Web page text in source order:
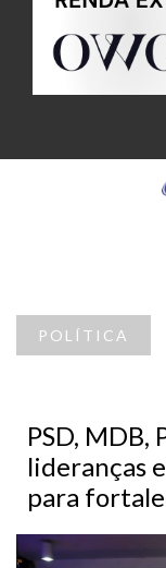
POLÍTICA
PSD, MDB,
lideranças
para